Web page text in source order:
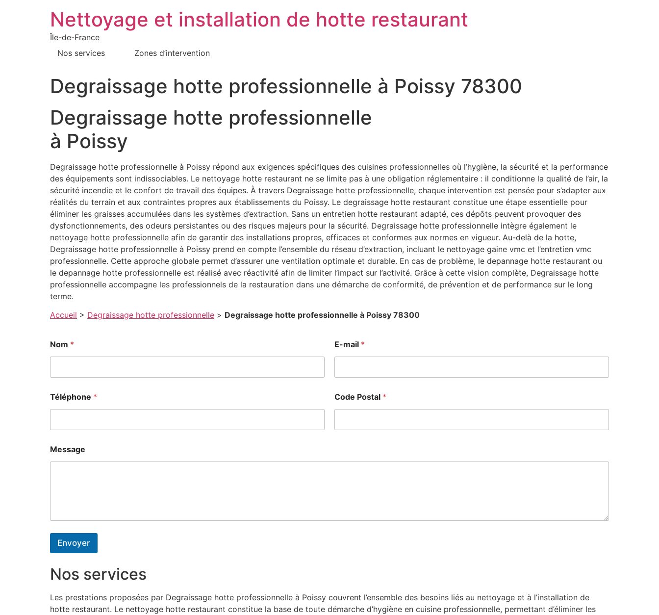
Nettoyage et installation de hotte restaurant
Île-de-France
Nos services
Zones d’intervention
Degraissage hotte professionnelle à Poissy 78300
Degraissage hotte professionnelle
à Poissy
Degraissage hotte professionnelle à Poissy répond aux exigences spécifiques des cuisines professionnelles où l’hygiène, la sécurité et la performance
des équipements sont indissociables. Le nettoyage hotte restaurant ne se limite pas à une obligation réglementaire : il conditionne la qualité de l’air, la
sécurité incendie et le confort de travail des équipes. À travers Degraissage hotte professionnelle, chaque intervention est pensée pour s’adapter aux
réalités du terrain et aux contraintes propres aux établissements du Poissy. Le degraissage hotte restaurant constitue une étape essentielle pour
éliminer les graisses accumulées dans les systèmes d’extraction. Sans un entretien hotte restaurant adapté, ces dépôts peuvent provoquer des
dysfonctionnements, des odeurs persistantes ou des risques majeurs pour la sécurité. Degraissage hotte professionnelle intègre également le
nettoyage hotte professionnelle afin de garantir des installations propres, efficaces et conformes aux normes en vigueur. Au-delà de la hotte,
Degraissage hotte professionnelle à Poissy prend en compte l’ensemble du réseau d’extraction, incluant le nettoyage gaine vmc et l’entretien vmc
professionnelle. Cette approche globale permet d’assurer une ventilation optimale et durable. En cas de problème, le depannage hotte restaurant ou
le depannage hotte professionnelle est réalisé avec réactivité afin de limiter l’impact sur l’activité. Grâce à cette vision complète, Degraissage hotte
professionnelle accompagne les professionnels de la restauration dans une démarche de conformité, de prévention et de performance sur le long
terme.
Accueil > Degraissage hotte professionnelle > Degraissage hotte professionnelle à Poissy 78300
*
*
Nom * E-mail *
Téléphone * Code Postal *
Message
Envoyer
Nos services
Les prestations proposées par Degraissage hotte professionnelle à Poissy couvrent l’ensemble des besoins liés au nettoyage et à l’installation de
hotte restaurant. Le nettoyage hotte restaurant constitue la base de toute démarche d’hygiène en cuisine professionnelle, permettant d’éliminer les